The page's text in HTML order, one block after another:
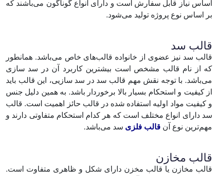
اساس نیاز قابل سفارش است و دارای انواع گوناگون می‌باشند که
بر اساس نوع پروژه تولید می‌شود.
قالب سد
قالب سد نیز عضوی از خانواده قالب‌های خاص می‌باشد. همانطور
که از نام قالب مشخص است بیشترین کاربرد آن در سد سازی
می‌باشد. با توجه نقش مهم قالب سد در سد سازیی، این قالب باید
از کیفیت و استحکام بسیار بالا برخوردار باشد. به همین دلیل جنس
و کیفیت مواد اولیه استفاده شده در قالب حائز اهمیت است. قالب
سد دارای انواع مختلف است که هر کدام استحکام متفاوتی دارند و
مهم‌ترین نوع آن قالب فلزی سد می‌باشد.
قالب مخازن
قالب مخازن یا قالب مخزن دارای شکل و ظاهری متفاوت است.